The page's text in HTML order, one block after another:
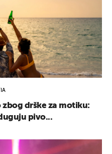
zbog drške za motiku:
pivo...